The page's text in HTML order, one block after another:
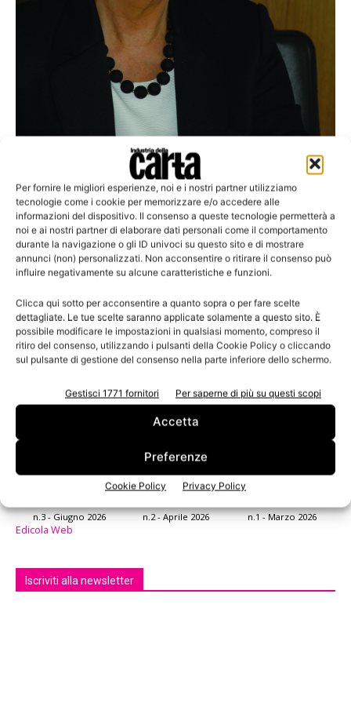
Per fornire le migliori esperienze, noi e i nostri partner utilizziamo
tecnologie come i cookie per memorizzare e/o accedere alle
informazioni del dispositivo. Il consenso a queste tecnologie permetterà a
noi e ai nostri partner di elaborare dati personali come il comportamento
durante la navigazione o gli ID univoci su questo sito e di mostrare
annunci (non) personalizzati. Non acconsentire o ritirare il consenso può
influire negativamente su alcune caratteristiche e funzioni.
Clicca qui sotto per acconsentire a quanto sopra o per fare scelte
dettagliate. Le tue scelte saranno applicate solamente a questo sito. È
possibile modificare le impostazioni in qualsiasi momento, compreso il
ritiro del consenso, utilizzando i pulsanti della Cookie Policy o cliccando
sul pulsante di gestione del consenso nella parte inferiore dello schermo.
Gestisci 1771 fornitori Per saperne di più su questi scopi
Accetta
Preferenze
Cookie Policy Privacy Policy
Associaizoni: giro di poltrona
Cepi: Teresa Presas lascerà la direzione
generale il prossimo maggio
Leggi la rivista
n.3 - Giugno 2026 n.2 - Aprile 2026 n.1 - Marzo 2026
Edicola Web
Iscriviti alla newsletter